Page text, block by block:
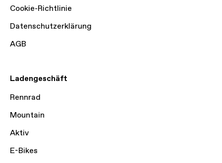
Cookie-Richtlinie
Datenschutzerklärung
AGB
Ladengeschäft
Rennrad
Mountain
Aktiv
E-Bikes